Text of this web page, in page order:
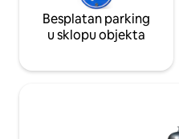
Besplatan parking
u sklopu objekta